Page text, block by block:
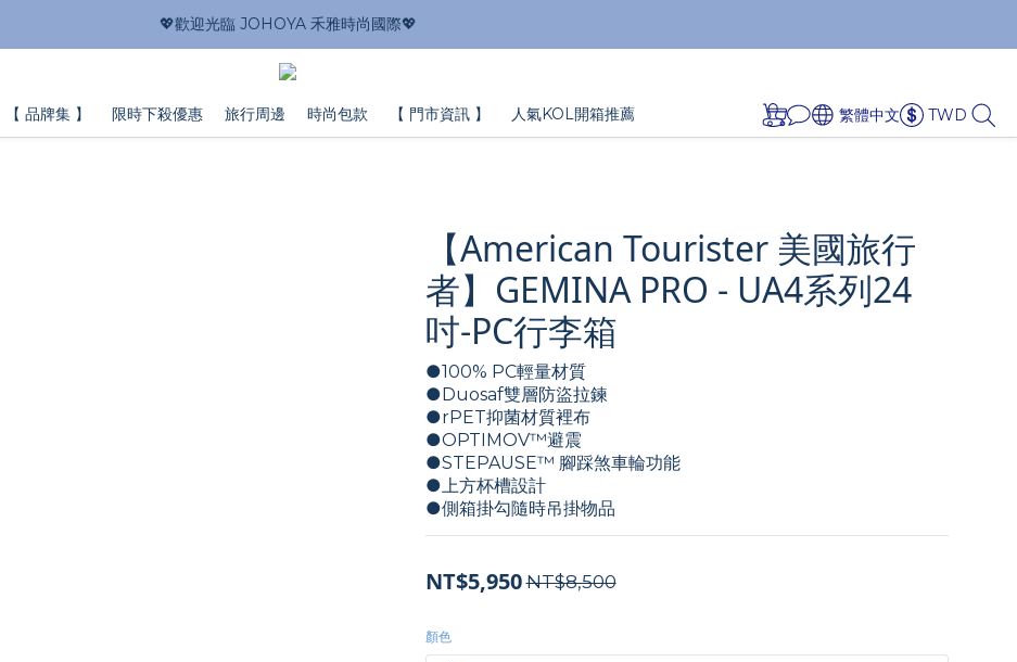
💖歡迎光臨 JOHOYA 禾雅時尚國際💖
【 品牌集 】 限時下殺優惠 旅行周邊 時尚包款 【 門市資訊 】 人氣KOL開箱推薦 繁體中文 TWD
【American Tourister 美國旅行
者】GEMINA PRO - UA4系列24
吋-PC行李箱
●100% PC輕量材質
●Duosaf雙層防盜拉鍊
●rPET抑菌材質裡布
●OPTIMOV™️避震
●STEPAUSE™️ 腳踩煞車輪功能
●上方杯槽設計
●側箱掛勾隨時吊掛物品
NT$5,950 NT$8,500
顏色